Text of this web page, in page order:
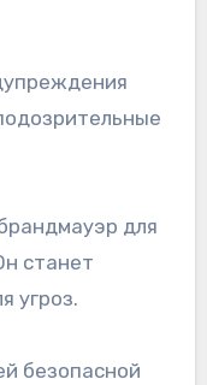
для
станет
угроз.
безопасной